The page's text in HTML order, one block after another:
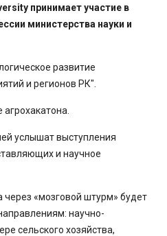
принимает участие в
министерства науки и
развитие
и регионов РК".
услышат выступления
и научное
через «мозговой штурм» будет
научно-
сельского хозяйства,